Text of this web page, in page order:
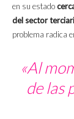
en su estado
del sector
problema radica
«Al
de las